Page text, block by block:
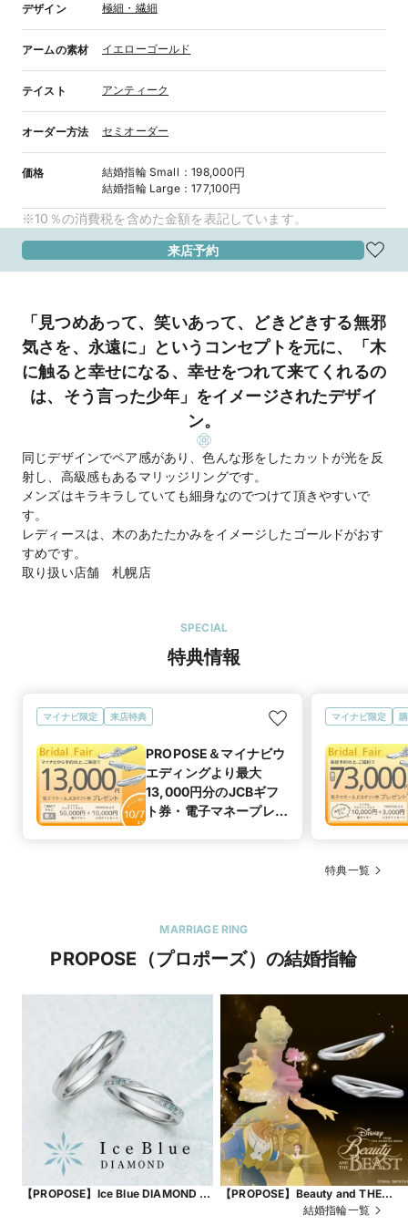
デザイン 極細・繊細
アームの素材 イエローゴールド
テイスト アンティーク
オーダー方法 セミオーダー
価格 結婚指輪 Small ：198,000円
結婚指輪 Large ：177,100円
※10％の消費税を含めた金額を表記しています。
来店予約
「見つめあって、笑いあって、どきどきする無邪
気さを、永遠に」というコンセプトを元に、「木
に触ると幸せになる、幸せをつれて来てくれるの
は、そう言った少年」をイメージされたデザイ
ン。
同じデザインでペア感があり、色んな形をしたカットが光を反
射し、高級感もあるマリッジリングです。
メンズはキラキラしていても細身なのでつけて頂きやすいで
す。
レディースは、木のあたたかみをイメージしたゴールドがおす
すめです。
取り扱い店舗 札幌店
SPECIAL
特典情報
マイナビ限定 来店特典
PROPOSE＆マイナビウ
エディングより最大
13,000円分のJCBギフ
ト券・電子マネープレゼ
マイナビ限定
特典一覧
MARRIAGE RING
PROPOSE（プロポーズ）の結婚指輪
【PROPOSE】Ice Blue DIAMOND ～
【PROPOSE】Beauty and THE
BEAST ～Eternal Knot～
結婚指輪一覧